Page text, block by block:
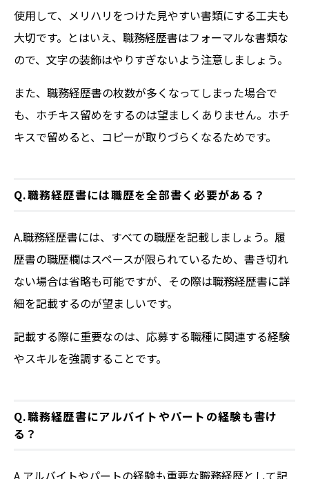
使用して、メリハリをつけた見やすい書類にする工夫も
大切です。とはいえ、職務経歴書はフォーマルな書類な
ので、文字の装飾はやりすぎないよう注意しましょう。
また、職務経歴書の枚数が多くなってしまった場合で
も、ホチキス留めをするのは望ましくありません。ホチ
キスで留めると、コピーが取りづらくなるためです。
Q.職務経歴書には職歴を全部書く必要がある？
A.職務経歴書には、すべての職歴を記載しましょう。履
歴書の職歴欄はスペースが限られているため、書き切れ
ない場合は省略も可能ですが、その際は職務経歴書に詳
細を記載するのが望ましいです。
記載する際に重要なのは、応募する職種に関連する経験
やスキルを強調することです。
Q.職務経歴書にアルバイトやパートの経験も書け
る？
A.アルバイトやパートの経験も重要な職務経歴として記